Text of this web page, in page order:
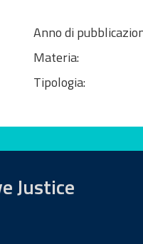
Anno di
Materia:
Tipologia:
Justice